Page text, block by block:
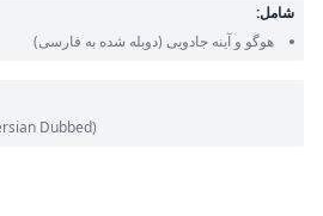
شامل:
هوگو و آینه جادویی (دوبله شده به فارسی)
Dubbed)